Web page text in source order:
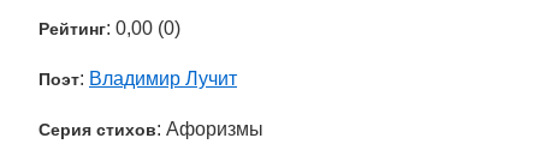
Рейтинг: 0,00 (0)
Поэт: Владимир Лучит
Серия стихов: Афоризмы